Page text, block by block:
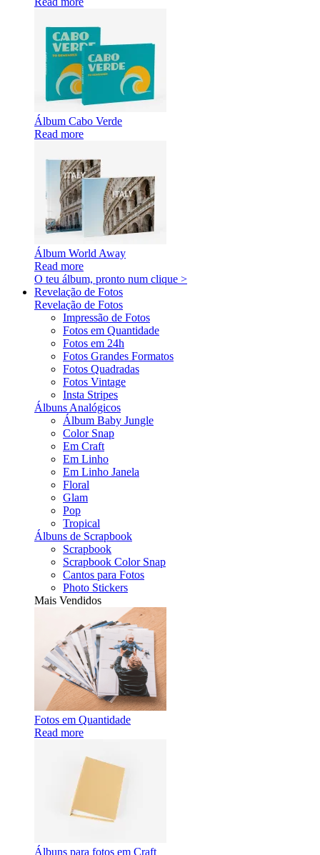
Álbum Cabo Verde
Read more
Álbum World Away
Read more
O teu álbum, pronto num clique >
Revelação de Fotos
Revelação de Fotos
Impressão de Fotos
Fotos em Quantidade
Fotos em 24h
Fotos Grandes Formatos
Fotos Quadradas
Fotos Vintage
Insta Stripes
Álbuns Analógicos
Álbum Baby Jungle
Color Snap
Em Craft
Em Linho
Em Linho Janela
Floral
Glam
Pop
Tropical
Álbuns de Scrapbook
Scrapbook
Scrapbook Color Snap
Cantos para Fotos
Photo Stickers
Mais Vendidos
Fotos em Quantidade
Read more
Álbuns para fotos em Craft